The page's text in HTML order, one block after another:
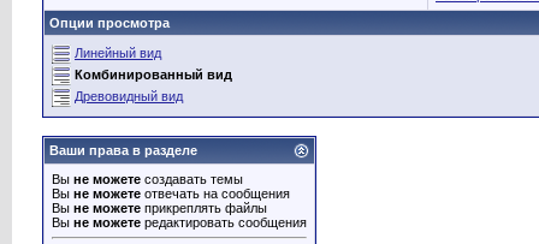
Опции просмотра
Линейный вид
Комбинированный вид
Древовидный вид
Ваши права в разделе
Вы не можете создавать темы
Вы не можете отвечать на сообщения
Вы не можете прикреплять файлы
Вы не можете редактировать сообщения